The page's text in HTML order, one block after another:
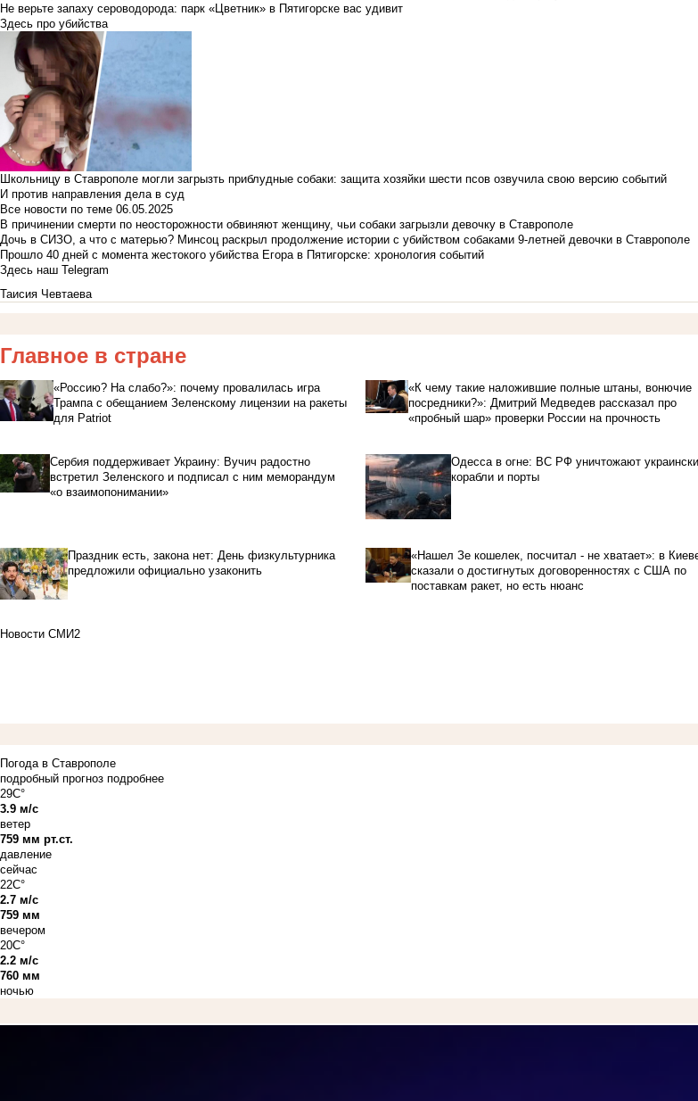
Не верьте запаху сероводорода: парк «Цветник» в Пятигорске вас удивит
Здесь про убийства
Школьницу в Ставрополе могли загрызть приблудные собаки: защита хозяйки шести псов озвучила свою версию событий
И против направления дела в суд
Все новости по теме 06.05.2025
В причинении смерти по неосторожности обвиняют женщину, чьи собаки загрызли девочку в Ставрополе
Дочь в СИЗО, а что с матерью? Минсоц раскрыл продолжение истории с убийством собаками 9-летней девочки в Ставрополе
Прошло 40 дней с момента жестокого убийства Егора в Пятигорске: хронология событий
Здесь наш Telegram
Таисия Чевтаева
Главное в стране
«Россию? На слабо?»: почему провалилась игра
Трампа с обещанием Зеленскому лицензии на ракеты
для Patriot
«К чему такие наложившие полные штаны, вонючие
посредники?»: Дмитрий Медведев рассказал про
«пробный шар» проверки России на прочность
Сербия поддерживает Украину: Вучич радостно
встретил Зеленского и подписал с ним меморандум
«о взаимопонимании»
Одесса в огне: ВС РФ уничтожают
корабли и порты
Праздник есть, закона нет: День физкультурника
предложили официально узаконить
«Нашел Зе кошелек, посчитал - не хватает»: в
сказали о достигнутых договоренностях с США по
поставкам ракет, но есть нюанс
Новости СМИ2
Погода в Ставрополе
подробный прогноз подробнее
29C°
3.9 м/с
ветер
759 мм рт.ст.
давление
сейчас
22C°
2.7 м/с
759 мм
вечером
20C°
2.2 м/с
760 мм
ночью